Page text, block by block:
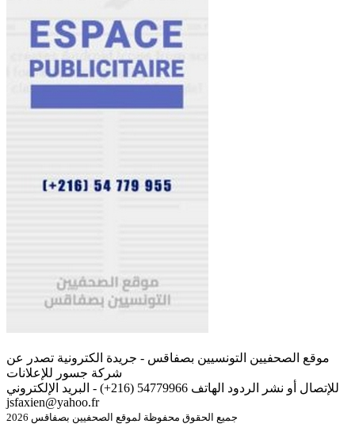
موقع الصحفيين التونسيين بصفاقس - جريدة الكترونية تصدر عن
شركة جسور للإعلانات
للإتصال أو نشر الردود الهاتف 54779966 (216+) - البريد الإلكتروني
jsfaxien@yahoo.fr
جميع الحقوق محفوظة لموقع الصحفيين بصفاقس 2026